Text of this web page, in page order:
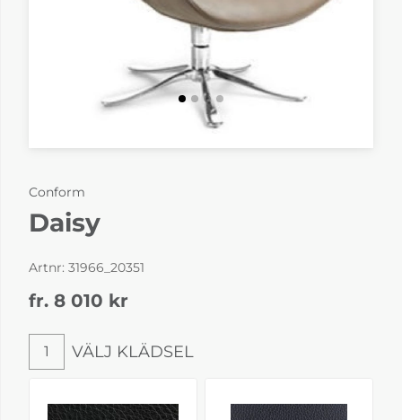
Conform
Daisy
Artnr: 31966_20351
fr. 8 010 kr
Välj klädsel
1 VÄLJ KLÄDSEL